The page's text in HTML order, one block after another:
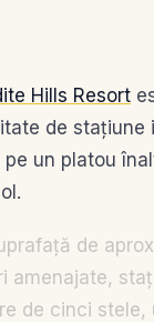
Hills Resort
de stațiune
un platou
de
amenajate,
de cinci